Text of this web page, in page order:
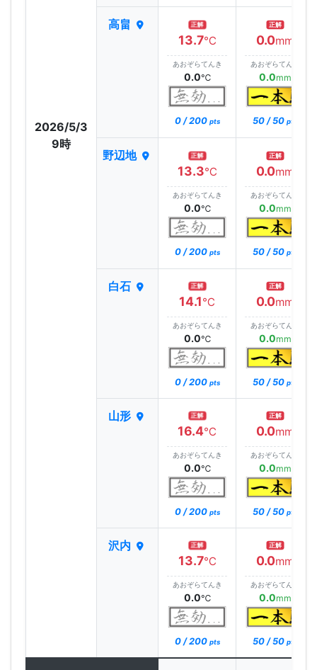
2026/5/3
9時
高畠 正解
13.7℃
あおぞらてんき
0.0℃
0 / 200 pts
正解
0.0mm
あおぞらてんき
0.0mm
50 / 50 pts
野辺地 正解
13.3℃
あおぞらてんき
0.0℃
0 / 200 pts
正解
0.0mm
あおぞらてんき
0.0mm
50 / 50 pts
白石 正解
14.1℃
あおぞらてんき
0.0℃
0 / 200 pts
正解
0.0mm
あおぞらてんき
0.0mm
50 / 50 pts
山形 正解
16.4℃
あおぞらてんき
0.0℃
0 / 200 pts
正解
0.0mm
あおぞらてんき
0.0mm
50 / 50 pts
沢内 正解
13.7℃
あおぞらてんき
0.0℃
0 / 200 pts
正解
0.0mm
あおぞらてんき
0.0mm
50 / 50 pts